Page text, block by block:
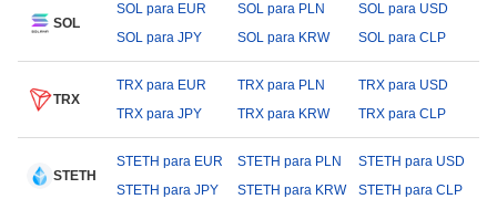
SOL
SOL para EUR SOL para PLN
SOL para USD
SOL para JPY
SOL para KRW SOL para CLP
TRX
TRX para EUR TRX para PLN
TRX para USD
TRX para JPY
TRX para KRW TRX para CLP
STETH
STETH para EUR STETH para PLN
STETH para USD
STETH para JPY
STETH para KRW STETH para CLP